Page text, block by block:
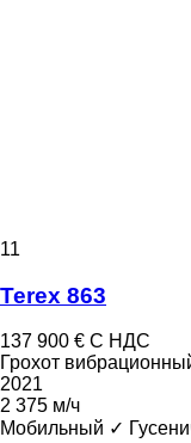
11
Terex 863
137 900 € С НДС
Грохот
2021
2 375 м/ч
Мобильный ✓